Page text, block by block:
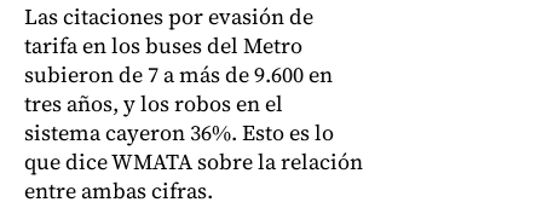
Las citaciones por evasión de
tarifa en los buses del Metro
subieron de 7 a más de 9.600 en
tres años, y los robos en el
sistema cayeron 36%. Esto es lo
que dice WMATA sobre la relación
entre ambas cifras.